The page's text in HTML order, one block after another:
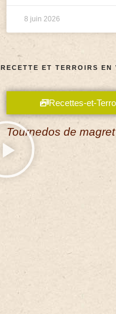
8 juin 2026
RECETTE ET TERROIRS EN
Recettes-et-
Tournedos de